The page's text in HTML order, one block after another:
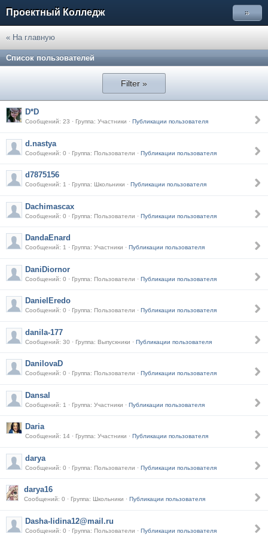
Проектный Колледж »
« На главную
Список пользователей
Filter »
D*D
Сообщений: 23 · Группа: Участники · Публикации пользователя
d.nastya
Сообщений: 0 · Группа: Пользователи · Публикации пользователя
d7875156
Сообщений: 1 · Группа: Школьники · Публикации пользователя
Dachimascax
Сообщений: 0 · Группа: Пользователи · Публикации пользователя
DandaEnard
Сообщений: 1 · Группа: Участники · Публикации пользователя
DaniDiornor
Сообщений: 0 · Группа: Пользователи · Публикации пользователя
DanielEredo
Сообщений: 0 · Группа: Пользователи · Публикации пользователя
danila-177
Сообщений: 30 · Группа: Выпускники · Публикации пользователя
DanilovaD
Сообщений: 0 · Группа: Пользователи · Публикации пользователя
Dansal
Сообщений: 1 · Группа: Участники · Публикации пользователя
Daria
Сообщений: 14 · Группа: Участники · Публикации пользователя
darya
Сообщений: 0 · Группа: Пользователи · Публикации пользователя
darya16
Сообщений: 0 · Группа: Школьники · Публикации пользователя
Dasha-lidina12@mail.ru
Сообщений: 0 · Группа: Пользователи · Публикации пользователя